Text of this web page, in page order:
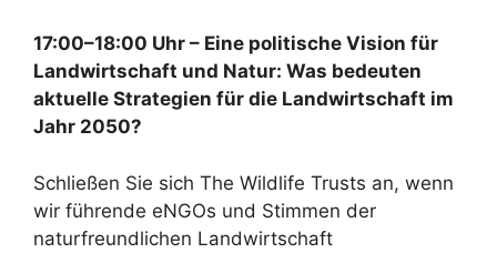
17:00–18:00 Uhr – Eine politische Vision für
Landwirtschaft und Natur: Was bedeuten
aktuelle Strategien für die Landwirtschaft im
Jahr 2050?
Schließen Sie sich The Wildlife Trusts an, wenn
wir führende eNGOs und Stimmen der
naturfreundlichen Landwirtschaft